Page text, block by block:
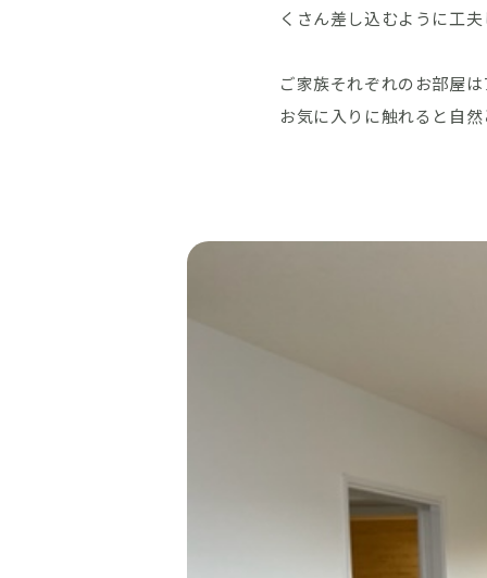
くさん差し込むように工
ご家族それぞれのお部屋
お気に入りに触れると自